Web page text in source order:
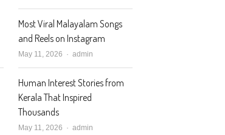
Most Viral Malayalam Songs
and Reels on Instagram
May 11, 2026 Author
admin
Human Interest Stories from
Kerala That Inspired
Thousands
May 11, 2026 Author
admin